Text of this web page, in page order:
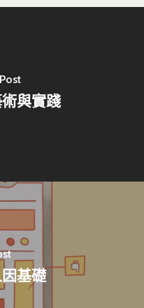
與實踐
基礎
思源街18號卓越研究大
Siyuan St, Zhongzheng
Taipei City 100047,